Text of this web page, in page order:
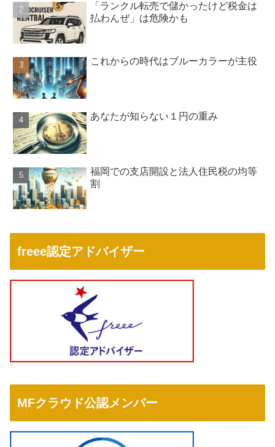
「ランクル転売で儲かったけど税金は
払わんぜ」は危険かも
これからの時代はブルーカラーが主役
あなたが知らない１円の重み
福岡での支店開設と法人住民税の均等
割
freee認定アドバイザー
MFクラウド公認メンバー